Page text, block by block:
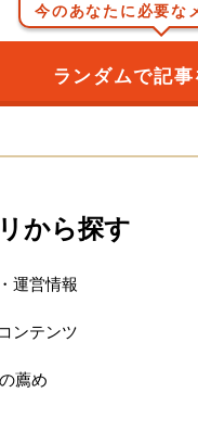
今のあなたに必要な
ランダムで記事
から探す
運営情報
ンテンツ
薦め